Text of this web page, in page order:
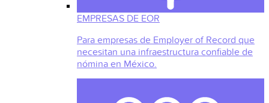
EMPRESAS DE EOR
Para empresas de Employer of Record que
necesitan una infraestructura confiable de
nómina en México.